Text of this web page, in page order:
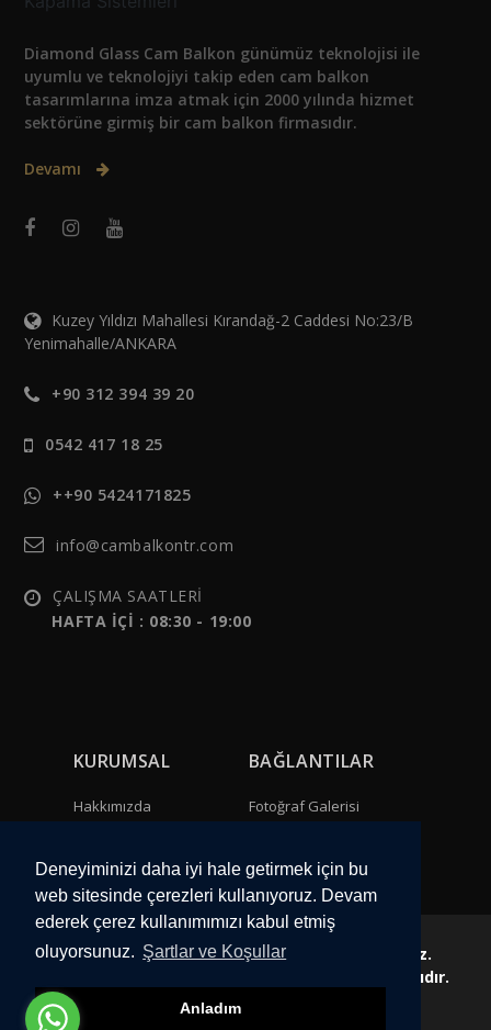
Deneyiminizi daha iyi hale getirmek için bu
web sitesinde çerezleri kullanıyoruz. Devam
ederek çerez kullanımımızı kabul etmiş
oluyorsunuz. Şartlar ve Koşullar
Anladım
Diamond Glass Cam Balkon günümüz teknolojisi ile
uyumlu ve teknolojiyi takip eden cam balkon
tasarımlarına imza atmak için 2000 yılında hizmet
sektörüne girmiş bir cam balkon firmasıdır.
Devamı
Kuzey Yıldızı Mahallesi Kırandağ-2 Caddesi No:23/B
Yenimahalle/ANKARA
+90 312 394 39 20
0542 417 18 25
++90 5424171825
info@cambalkontr.com
ÇALIŞMA SAATLERİ
HAFTA İÇİ : 08:30 - 19:00
KURUMSAL
Hakkımızda
BAĞLANTILAR
Fotoğraf Galerisi
Web sitemizdeki görseller izinsiz kullanılamaz.
Copyright Diamond Glass 2023 Tüm Hakları Saklıdır.